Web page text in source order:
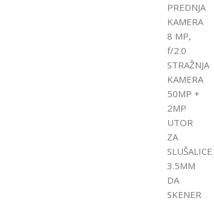
PREDNJA
KAMERA
8 MP,
f/2.0
STRAŽNJA
KAMERA
50MP +
2MP
UTOR
ZA
SLUŠALICE
3.5MM
DA
SKENER